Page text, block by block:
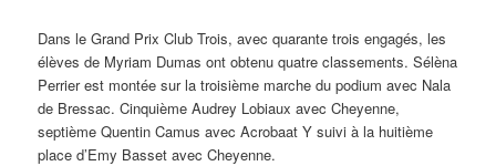
Dans le Grand Prix Club Trois, avec quarante trois engagés, les
élèves de Myriam Dumas ont obtenu quatre classements. Sélèna
Perrier est montée sur la troisième marche du podium avec Nala
de Bressac. Cinquième Audrey Lobiaux avec Cheyenne,
septième Quentin Camus avec Acrobaat Y suivi à la huitième
place d’Emy Basset avec Cheyenne.